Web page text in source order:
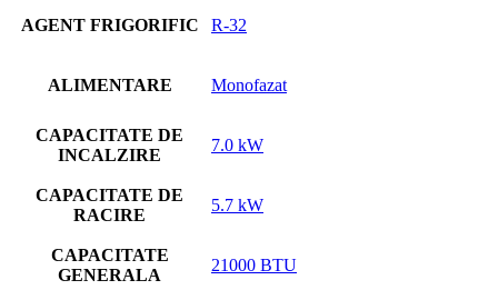
AGENT FRIGORIFIC R-32
ALIMENTARE Monofazat
CAPACITATE DE
INCALZIRE
7.0 kW
CAPACITATE DE
RACIRE
5.7 kW
CAPACITATE
GENERALA
21000 BTU